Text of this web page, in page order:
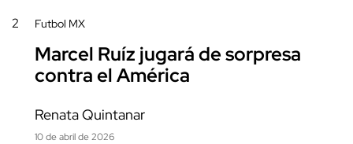
2 Futbol MX
Marcel Ruíz jugará de sorpresa
contra el América
Renata Quintanar
10 de abril de 2026